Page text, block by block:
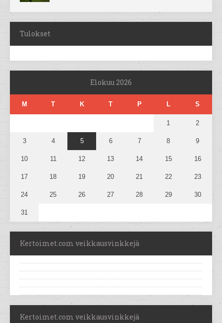
Tulokset
Elokuu 2026
M T K T P L S
1 2
3 4 5 6 7 8 9
10 11 12 13 14 15 16
17 18 19 20 21 22 23
24 25 26 27 28 29 30
31
Kertoimet.com veikkausvinkkejä
Kertoimet.com veikkausvinkkejä